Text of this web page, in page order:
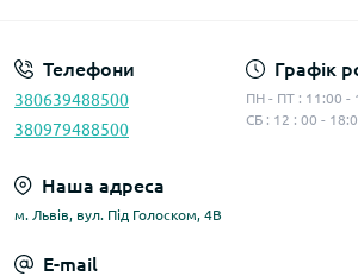
Телефони
380639488500
380979488500
Графік
ПН - ПТ : 11:00 -
СБ : 12 : 00 -
Наша адреса
м. Львів, вул. Під Голоском, 4В
E-mail